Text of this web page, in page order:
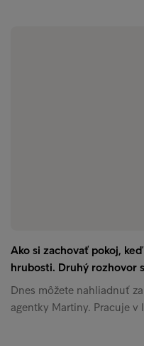
Ako si zachovať pokoj,
hrubosti. Druhý rozhovor
Dnes môžete nahliadnuť
agentky Martiny. Pracuje